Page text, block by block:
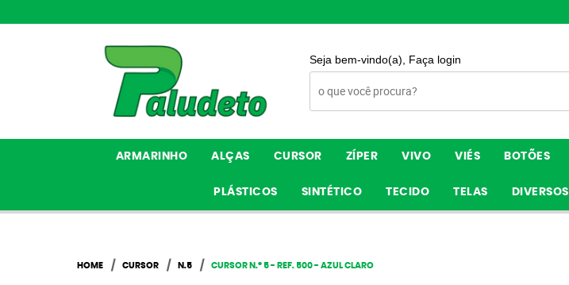
Seja bem-vindo(a), Faça login
ARMARINHO ALÇAS CURSOR ZÍPER VIVO VIÉS BOTÕES
PLÁSTICOS SINTÉTICO TECIDO TELAS DIVERSOS
HOME CURSOR N.5 CURSOR N.º 5 - REF. 500 - AZUL CLARO